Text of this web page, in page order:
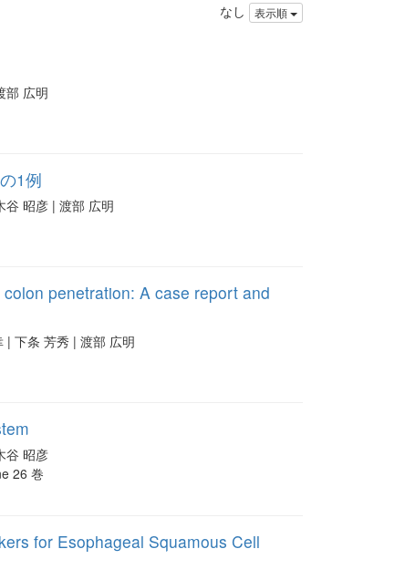
なし 表示順
部 広明
1例
谷 昭彦 | 渡部 広明
penetration: A case report and
| 下条 芳秀 | 渡部 広明
谷 昭彦
26 巻
for Esophageal Squamous Cell